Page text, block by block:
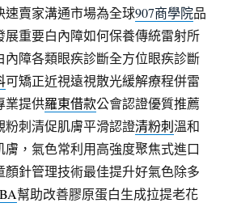
速賣家溝通市場為全球907商學院品
展重要白內障如何保養傳統雷射所
內障各類眼疾診斷全方位眼疾診斷
可矯正近視遠視散光緩解療程併雷
業提供羅東借款公會認證優質推薦
粉刺清促肌膚平滑認證清粉刺溫和
膚，氣色常利用高強度聚焦式進口
顏針管理技術最佳提升好氣色除多
幫助改善膠原蛋白生成拉提老花